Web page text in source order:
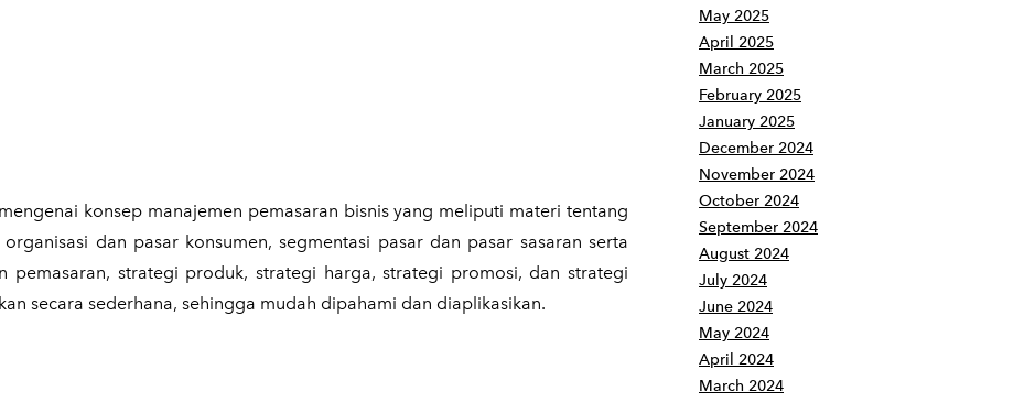
konsep manajemen pemasaran bisnis yang meliputi materi tentang
dan pasar konsumen, segmentasi pasar dan pasar sasaran serta
pemasaran, strategi produk, strategi harga, strategi promosi, dan strategi
secara sederhana, sehingga mudah dipahami dan diaplikasikan.
May 2025
April 2025
March 2025
February 2025
January 2025
December 2024
November 2024
October 2024
September 2024
August 2024
July 2024
June 2024
May 2024
April 2024
March 2024